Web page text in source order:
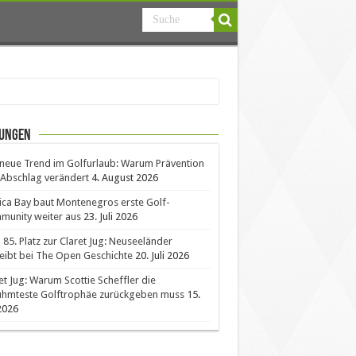
Trend im Golfurlaub: Warum Prävention
verändert 4. August 2026
Bay baut Montenegros erste Golf-
weiter aus 23. Juli 2026
85. Platz zur Claret Jug: Neuseeländer
bei The Open Geschichte 20. Juli 2026
Jug: Warum Scottie Scheffler die
Golftrophäe zurückgeben muss 15.